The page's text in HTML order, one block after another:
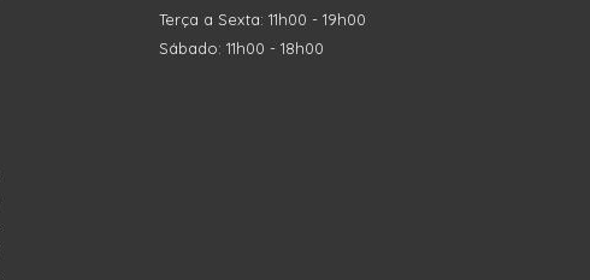
Terça a Sexta: 11h00 - 19h00
Sábado: 11h00 - 18h00